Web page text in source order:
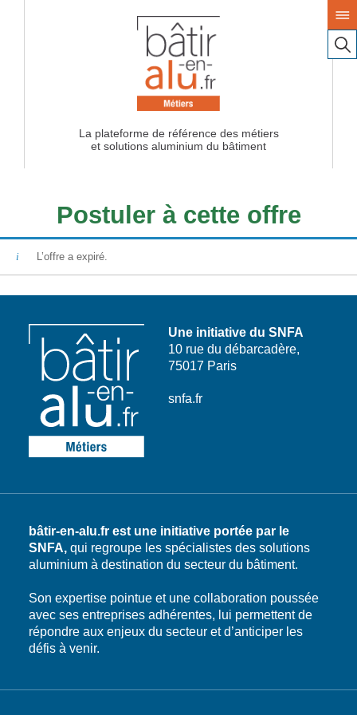
La plateforme de référence des métiers
Postuler à cette offre
L’offre a expiré.
Une initiative du SNFA
10 rue du débarcadère,
75017 Paris
snfa.fr
bâtir-en-alu.fr est une initiative portée par le
SNFA, qui regroupe les spécialistes des solutions
aluminium à destination du secteur du bâtiment.
Son expertise pointue et une collaboration poussée
avec ses entreprises adhérentes, lui permettent de
répondre aux enjeux du secteur et d’anticiper les
défis à venir.